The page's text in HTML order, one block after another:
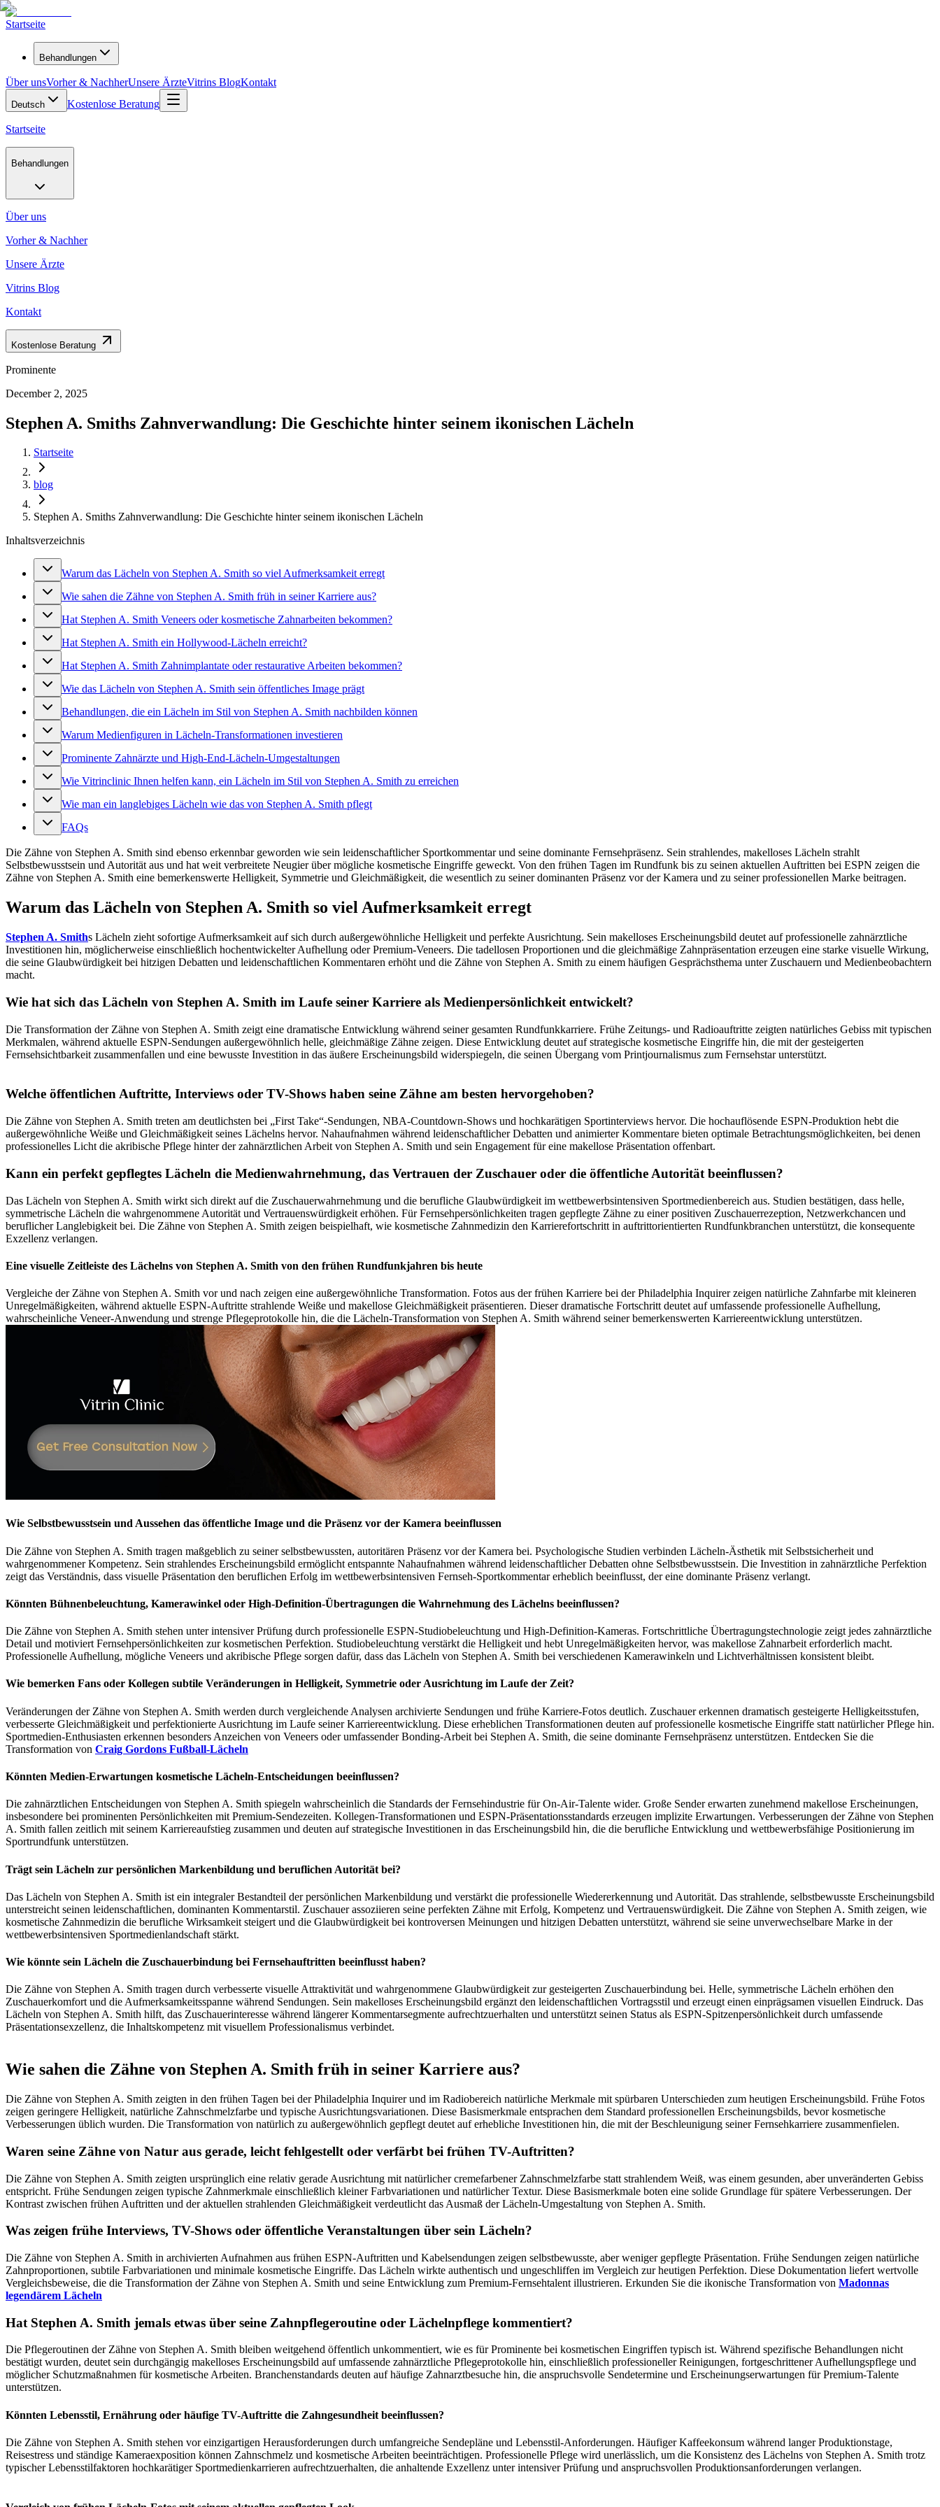
Startseite
Behandlungen
Über unsVorher & NachherUnsere ÄrzteVitrins BlogKontakt
Deutsch Kostenlose Beratung
Startseite
Behandlungen
Über uns
Vorher & Nachher
Unsere Ärzte
Vitrins Blog
Kontakt
Kostenlose Beratung
Prominente
December 2, 2025
Stephen A. Smiths Zahnverwandlung: Die Geschichte hinter seinem ikonischen Lächeln
Startseite
blog
Stephen A. Smiths Zahnverwandlung: Die Geschichte hinter seinem ikonischen Lächeln
Inhaltsverzeichnis
Warum das Lächeln von Stephen A. Smith so viel Aufmerksamkeit erregt
Wie sahen die Zähne von Stephen A. Smith früh in seiner Karriere aus?
Hat Stephen A. Smith Veneers oder kosmetische Zahnarbeiten bekommen?
Hat Stephen A. Smith ein Hollywood-Lächeln erreicht?
Hat Stephen A. Smith Zahnimplantate oder restaurative Arbeiten bekommen?
Wie das Lächeln von Stephen A. Smith sein öffentliches Image prägt
Behandlungen, die ein Lächeln im Stil von Stephen A. Smith nachbilden können
Warum Medienfiguren in Lächeln-Transformationen investieren
Prominente Zahnärzte und High-End-Lächeln-Umgestaltungen
Wie Vitrinclinic Ihnen helfen kann, ein Lächeln im Stil von Stephen A. Smith zu erreichen
Wie man ein langlebiges Lächeln wie das von Stephen A. Smith pflegt
FAQs
Die Zähne von Stephen A. Smith sind ebenso erkennbar geworden wie sein leidenschaftlicher Sportkommentar und seine dominante Fernsehpräsenz. Sein strahlendes, makelloses Lächeln strahlt
Selbstbewusstsein und Autorität aus und hat weit verbreitete Neugier über mögliche kosmetische Eingriffe geweckt. Von den frühen Tagen im Rundfunk bis zu seinen aktuellen Auftritten bei ESPN zeigen die
Zähne von Stephen A. Smith eine bemerkenswerte Helligkeit, Symmetrie und Gleichmäßigkeit, die wesentlich zu seiner dominanten Präsenz vor der Kamera und zu seiner professionellen Marke beitragen.
Warum das Lächeln von Stephen A. Smith so viel Aufmerksamkeit erregt
Stephen A. Smiths Lächeln zieht sofortige Aufmerksamkeit auf sich durch außergewöhnliche Helligkeit und perfekte Ausrichtung. Sein makelloses Erscheinungsbild deutet auf professionelle zahnärztliche
Investitionen hin, möglicherweise einschließlich hochentwickelter Aufhellung oder Premium-Veneers. Die tadellosen Proportionen und die gleichmäßige Zahnpräsentation erzeugen eine starke visuelle Wirkung,
die seine Glaubwürdigkeit bei hitzigen Debatten und leidenschaftlichen Kommentaren erhöht und die Zähne von Stephen A. Smith zu einem häufigen Gesprächsthema unter Zuschauern und Medienbeobachtern
macht.
Wie hat sich das Lächeln von Stephen A. Smith im Laufe seiner Karriere als Medienpersönlichkeit entwickelt?
Die Transformation der Zähne von Stephen A. Smith zeigt eine dramatische Entwicklung während seiner gesamten Rundfunkkarriere. Frühe Zeitungs- und Radioauftritte zeigten natürliches Gebiss mit typischen
Merkmalen, während aktuelle ESPN-Sendungen außergewöhnlich helle, gleichmäßige Zähne zeigen. Diese Entwicklung deutet auf strategische kosmetische Eingriffe hin, die mit der gesteigerten
Fernsehsichtbarkeit zusammenfallen und eine bewusste Investition in das äußere Erscheinungsbild widerspiegeln, die seinen Übergang vom Printjournalismus zum Fernsehstar unterstützt.
Welche öffentlichen Auftritte, Interviews oder TV-Shows haben seine Zähne am besten hervorgehoben?
Die Zähne von Stephen A. Smith treten am deutlichsten bei „First Take“-Sendungen, NBA-Countdown-Shows und hochkarätigen Sportinterviews hervor. Die hochauflösende ESPN-Produktion hebt die
außergewöhnliche Weiße und Gleichmäßigkeit seines Lächelns hervor. Nahaufnahmen während leidenschaftlicher Debatten und animierter Kommentare bieten optimale Betrachtungsmöglichkeiten, bei denen
professionelles Licht die akribische Pflege hinter der zahnärztlichen Arbeit von Stephen A. Smith und sein Engagement für eine makellose Präsentation offenbart.
Kann ein perfekt gepflegtes Lächeln die Medienwahrnehmung, das Vertrauen der Zuschauer oder die öffentliche Autorität beeinflussen?
Das Lächeln von Stephen A. Smith wirkt sich direkt auf die Zuschauerwahrnehmung und die berufliche Glaubwürdigkeit im wettbewerbsintensiven Sportmedienbereich aus. Studien bestätigen, dass helle,
symmetrische Lächeln die wahrgenommene Autorität und Vertrauenswürdigkeit erhöhen. Für Fernsehpersönlichkeiten tragen gepflegte Zähne zu einer positiven Zuschauerrezeption, Netzwerkchancen und
beruflicher Langlebigkeit bei. Die Zähne von Stephen A. Smith zeigen beispielhaft, wie kosmetische Zahnmedizin den Karrierefortschritt in auftrittorientierten Rundfunkbranchen unterstützt, die konsequente
Exzellenz verlangen.
Eine visuelle Zeitleiste des Lächelns von Stephen A. Smith von den frühen Rundfunkjahren bis heute
Vergleiche der Zähne von Stephen A. Smith vor und nach zeigen eine außergewöhnliche Transformation. Fotos aus der frühen Karriere bei der Philadelphia Inquirer zeigen natürliche Zahnfarbe mit kleineren
Unregelmäßigkeiten, während aktuelle ESPN-Auftritte strahlende Weiße und makellose Gleichmäßigkeit präsentieren. Dieser dramatische Fortschritt deutet auf umfassende professionelle Aufhellung,
wahrscheinliche Veneer-Anwendung und strenge Pflegeprotokolle hin, die die Lächeln-Transformation von Stephen A. Smith während seiner bemerkenswerten Karriereentwicklung unterstützen.
Wie Selbstbewusstsein und Aussehen das öffentliche Image und die Präsenz vor der Kamera beeinflussen
Die Zähne von Stephen A. Smith tragen maßgeblich zu seiner selbstbewussten, autoritären Präsenz vor der Kamera bei. Psychologische Studien verbinden Lächeln-Ästhetik mit Selbstsicherheit und
wahrgenommener Kompetenz. Sein strahlendes Erscheinungsbild ermöglicht entspannte Nahaufnahmen während leidenschaftlicher Debatten ohne Selbstbewusstsein. Die Investition in zahnärztliche Perfektion
zeigt das Verständnis, dass visuelle Präsentation den beruflichen Erfolg im wettbewerbsintensiven Fernseh-Sportkommentar erheblich beeinflusst, der eine dominante Präsenz verlangt.
Könnten Bühnenbeleuchtung, Kamerawinkel oder High-Definition-Übertragungen die Wahrnehmung des Lächelns beeinflussen?
Die Zähne von Stephen A. Smith stehen unter intensiver Prüfung durch professionelle ESPN-Studiobeleuchtung und High-Definition-Kameras. Fortschrittliche Übertragungstechnologie zeigt jedes zahnärztliche
Detail und motiviert Fernsehpersönlichkeiten zur kosmetischen Perfektion. Studiobeleuchtung verstärkt die Helligkeit und hebt Unregelmäßigkeiten hervor, was makellose Zahnarbeit erforderlich macht.
Professionelle Aufhellung, mögliche Veneers und akribische Pflege sorgen dafür, dass das Lächeln von Stephen A. Smith bei verschiedenen Kamerawinkeln und Lichtverhältnissen konsistent bleibt.
Wie bemerken Fans oder Kollegen subtile Veränderungen in Helligkeit, Symmetrie oder Ausrichtung im Laufe der Zeit?
Veränderungen der Zähne von Stephen A. Smith werden durch vergleichende Analysen archivierte Sendungen und frühe Karriere-Fotos deutlich. Zuschauer erkennen dramatisch gesteigerte Helligkeitsstufen,
verbesserte Gleichmäßigkeit und perfektionierte Ausrichtung im Laufe seiner Karriereentwicklung. Diese erheblichen Transformationen deuten auf professionelle kosmetische Eingriffe statt natürlicher Pflege hin.
Sportmedien-Enthusiasten erkennen besonders Anzeichen von Veneers oder umfassender Bonding-Arbeit bei Stephen A. Smith, die seine dominante Fernsehpräsenz unterstützen. Entdecken Sie die
Transformation von Craig Gordons Fußball-Lächeln
Könnten Medien-Erwartungen kosmetische Lächeln-Entscheidungen beeinflussen?
Die zahnärztlichen Entscheidungen von Stephen A. Smith spiegeln wahrscheinlich die Standards der Fernsehindustrie für On-Air-Talente wider. Große Sender erwarten zunehmend makellose Erscheinungen,
insbesondere bei prominenten Persönlichkeiten mit Premium-Sendezeiten. Kollegen-Transformationen und ESPN-Präsentationsstandards erzeugen implizite Erwartungen. Verbesserungen der Zähne von Stephen
A. Smith fallen zeitlich mit seinem Karriereaufstieg zusammen und deuten auf strategische Investitionen in das Erscheinungsbild hin, die die berufliche Entwicklung und wettbewerbsfähige Positionierung im
Sportrundfunk unterstützen.
Trägt sein Lächeln zur persönlichen Markenbildung und beruflichen Autorität bei?
Das Lächeln von Stephen A. Smith ist ein integraler Bestandteil der persönlichen Markenbildung und verstärkt die professionelle Wiedererkennung und Autorität. Das strahlende, selbstbewusste Erscheinungsbild
unterstreicht seinen leidenschaftlichen, dominanten Kommentarstil. Zuschauer assoziieren seine perfekten Zähne mit Erfolg, Kompetenz und Vertrauenswürdigkeit. Die Zähne von Stephen A. Smith zeigen, wie
kosmetische Zahnmedizin die berufliche Wirksamkeit steigert und die Glaubwürdigkeit bei kontroversen Meinungen und hitzigen Debatten unterstützt, während sie seine unverwechselbare Marke in der
wettbewerbsintensiven Sportmedienlandschaft stärkt.
Wie könnte sein Lächeln die Zuschauerbindung bei Fernsehauftritten beeinflusst haben?
Die Zähne von Stephen A. Smith tragen durch verbesserte visuelle Attraktivität und wahrgenommene Glaubwürdigkeit zur gesteigerten Zuschauerbindung bei. Helle, symmetrische Lächeln erhöhen den
Zuschauerkomfort und die Aufmerksamkeitsspanne während Sendungen. Sein makelloses Erscheinungsbild ergänzt den leidenschaftlichen Vortragsstil und erzeugt einen einprägsamen visuellen Eindruck. Das
Lächeln von Stephen A. Smith hilft, das Zuschauerinteresse während längerer Kommentarsegmente aufrechtzuerhalten und unterstützt seinen Status als ESPN-Spitzenpersönlichkeit durch umfassende
Präsentationsexzellenz, die Inhaltskompetenz mit visuellem Professionalismus verbindet.
Wie sahen die Zähne von Stephen A. Smith früh in seiner Karriere aus?
Die Zähne von Stephen A. Smith zeigten in den frühen Tagen bei der Philadelphia Inquirer und im Radiobereich natürliche Merkmale mit spürbaren Unterschieden zum heutigen Erscheinungsbild. Frühe Fotos
zeigen geringere Helligkeit, natürliche Zahnschmelzfarbe und typische Ausrichtungsvariationen. Diese Basismerkmale entsprachen dem Standard professionellen Erscheinungsbilds, bevor kosmetische
Verbesserungen üblich wurden. Die Transformation von natürlich zu außergewöhnlich gepflegt deutet auf erhebliche Investitionen hin, die mit der Beschleunigung seiner Fernsehkarriere zusammenfielen.
Waren seine Zähne von Natur aus gerade, leicht fehlgestellt oder verfärbt bei frühen TV-Auftritten?
Die Zähne von Stephen A. Smith zeigten ursprünglich eine relativ gerade Ausrichtung mit natürlicher cremefarbener Zahnschmelzfarbe statt strahlendem Weiß, was einem gesunden, aber unveränderten Gebiss
entspricht. Frühe Sendungen zeigen typische Zahnmerkmale einschließlich kleiner Farbvariationen und natürlicher Textur. Diese Basismerkmale boten eine solide Grundlage für spätere Verbesserungen. Der
Kontrast zwischen frühen Auftritten und der aktuellen strahlenden Gleichmäßigkeit verdeutlicht das Ausmaß der Lächeln-Umgestaltung von Stephen A. Smith.
Was zeigen frühe Interviews, TV-Shows oder öffentliche Veranstaltungen über sein Lächeln?
Die Zähne von Stephen A. Smith in archivierten Aufnahmen aus frühen ESPN-Auftritten und Kabelsendungen zeigen selbstbewusste, aber weniger gepflegte Präsentation. Frühe Sendungen zeigen natürliche
Zahnproportionen, subtile Farbvariationen und minimale kosmetische Eingriffe. Das Lächeln wirkte authentisch und ungeschliffen im Vergleich zur heutigen Perfektion. Diese Dokumentation liefert wertvolle
Vergleichsbeweise, die die Transformation der Zähne von Stephen A. Smith und seine Entwicklung zum Premium-Fernsehtalent illustrieren. Erkunden Sie die ikonische Transformation von Madonnas
legendärem Lächeln
Hat Stephen A. Smith jemals etwas über seine Zahnpflegeroutine oder Lächelnpflege kommentiert?
Die Pflegeroutinen der Zähne von Stephen A. Smith bleiben weitgehend öffentlich unkommentiert, wie es für Prominente bei kosmetischen Eingriffen typisch ist. Während spezifische Behandlungen nicht
bestätigt wurden, deutet sein durchgängig makelloses Erscheinungsbild auf umfassende zahnärztliche Pflegeprotokolle hin, einschließlich professioneller Reinigungen, fortgeschrittener Aufhellungspflege und
möglicher Schutzmaßnahmen für kosmetische Arbeiten. Branchenstandards deuten auf häufige Zahnarztbesuche hin, die anspruchsvolle Sendetermine und Erscheinungserwartungen für Premium-Talente
unterstützen.
Könnten Lebensstil, Ernährung oder häufige TV-Auftritte die Zahngesundheit beeinflussen?
Die Zähne von Stephen A. Smith stehen vor einzigartigen Herausforderungen durch umfangreiche Sendepläne und Lebensstil-Anforderungen. Häufiger Kaffeekonsum während langer Produktionstage,
Reisestress und ständige Kameraexposition können Zahnschmelz und kosmetische Arbeiten beeinträchtigen. Professionelle Pflege wird unerlässlich, um die Konsistenz des Lächelns von Stephen A. Smith trotz
typischer Lebensstilfaktoren hochkarätiger Sportmedienkarrieren aufrechtzuerhalten, die anhaltende Exzellenz unter intensiver Prüfung und anspruchsvollen Produktionsanforderungen verlangen.